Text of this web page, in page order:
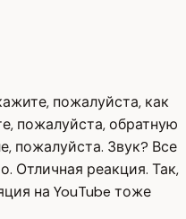
пожалуйста, как
пожалуйста, обратную
пожалуйста. Звук? Все
Отличная реакция. Так,
на YouTube тоже